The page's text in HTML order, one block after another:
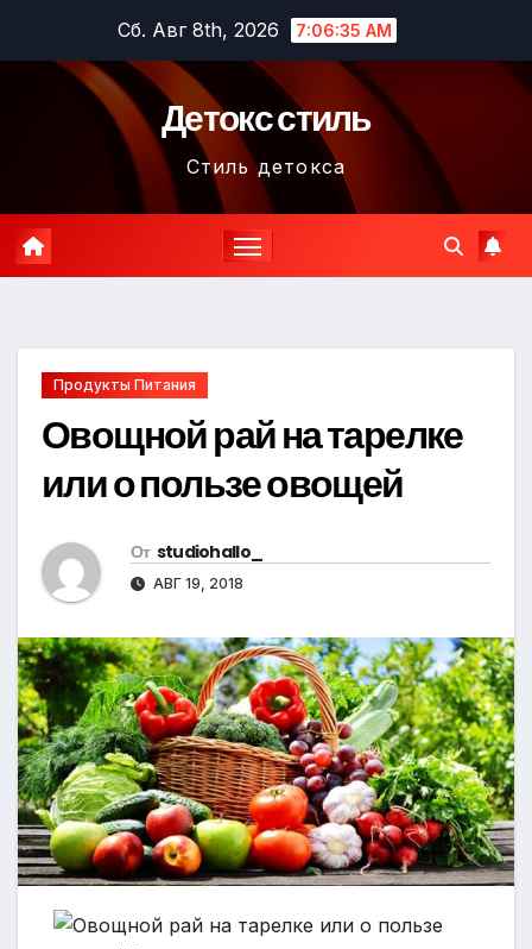
содержимому
Сб. Авг 8th, 2026 7:06:37 AM
Детокс стиль
Стиль детокса
Продукты Питания
Овощной рай на тарелке
или о пользе овощей
От studiohallo_
АВГ 19, 2018